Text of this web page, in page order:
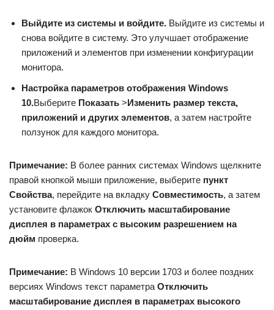
Выйдите из системы и войдите. Выйдите из системы и
снова войдите в систему. Это улучшает отображение
приложений и элементов при изменении конфигурации
монитора.
Настройка параметров отображения Windows
10.Выберите Показать >Изменить размер текста,
приложений и других элементов, а затем настройте
ползунок для каждого монитора.
Примечание: В более ранних системах Windows щелкните
правой кнопкой мыши приложение, выберите пункт
Свойства, перейдите на вкладку Совместимость, а затем
установите флажок Отключить масштабирование
дисплея в параметрах с высоким разрешением на
дюйм проверка.
Примечание: В Windows 10 версии 1703 и более поздних
версиях Windows текст параметра Отключить
масштабирование дисплея в параметрах высокого